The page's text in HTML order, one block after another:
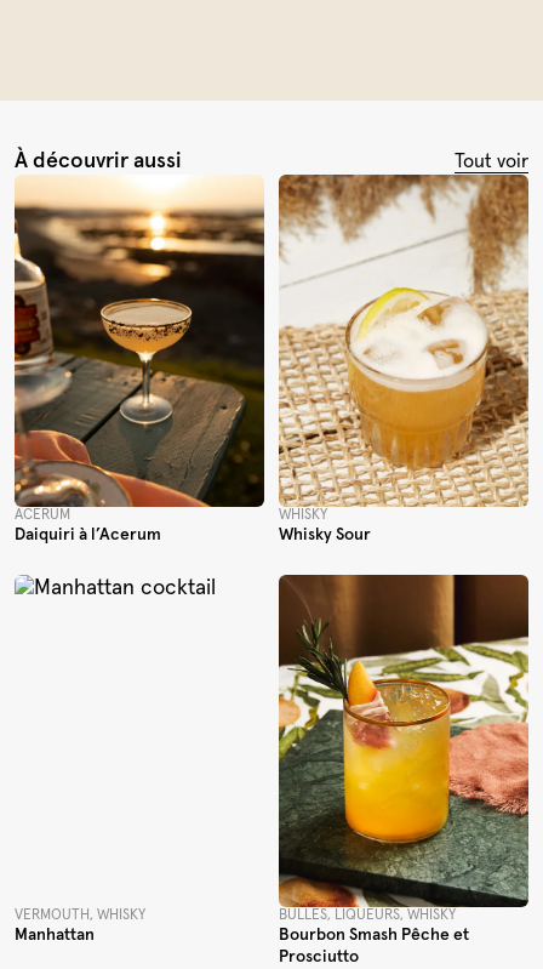
À découvrir aussi Tout voir
ACERUM
Daiquiri à l’Acerum
WHISKY
Whisky Sour
VERMOUTH, WHISKY
Manhattan
BULLES, LIQUEURS, WHISKY
Bourbon Smash Pêche et
Prosciutto